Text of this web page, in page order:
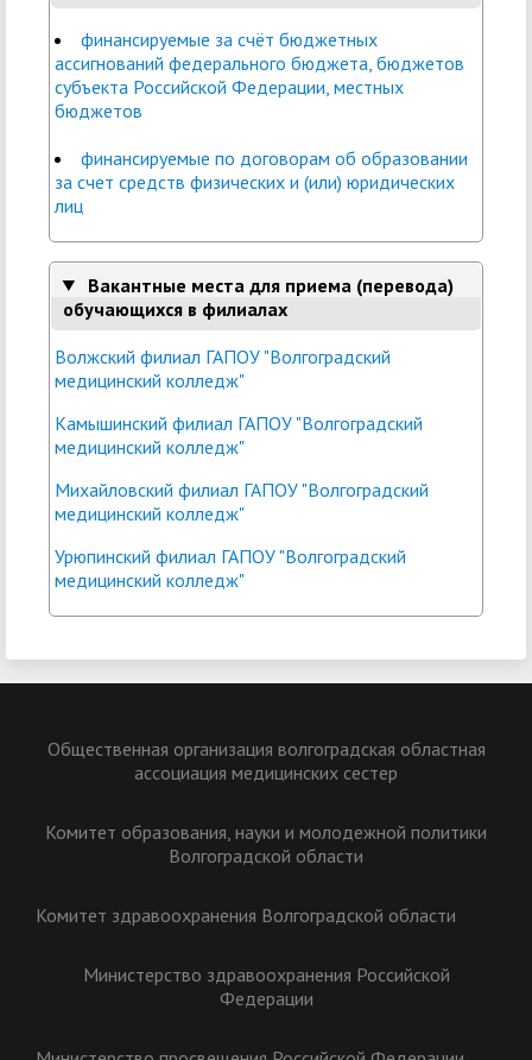
финансируемые за счёт бюджетных
ассигнований федерального бюджета, бюджетов
субъекта Российской Федерации, местных
бюджетов
финансируемые по договорам об образовании
за счет средств физических и (или) юридических
лиц
Вакантные места для приема (перевода)
обучающихся в филиалах
Волжский филиал ГАПОУ "Волгоградский
медицинский колледж"
Камышинский филиал ГАПОУ "Волгоградский
медицинский колледж"
Михайловский филиал ГАПОУ "Волгоградский
медицинский колледж"
Урюпинский филиал ГАПОУ "Волгоградский
медицинский колледж"
Общественная организация волгоградская областная
ассоциация медицинских сестер
Комитет образования, науки и молодежной политики
Волгоградской области
Комитет здравоохранения Волгоградской области
Министерство здравоохранения Российской
Федерации